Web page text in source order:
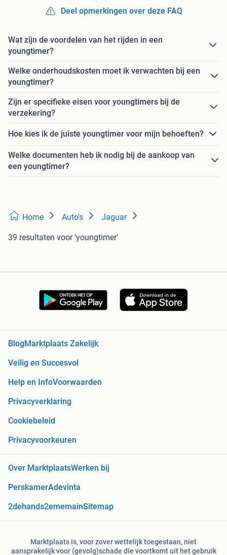
Deel opmerkingen over deze FAQ
Wat zijn de voordelen van het rijden in een
youngtimer?
Welke onderhoudskosten moet ik verwachten bij een
youngtimer?
Zijn er specifieke eisen voor youngtimers bij de
verzekering?
Hoe kies ik de juiste youngtimer voor mijn behoeften?
Welke documenten heb ik nodig bij de aankoop van
een youngtimer?
Home Auto's Jaguar
39 resultaten voor 'youngtimer'
BlogMarktplaats Zakelijk
Veilig en Succesvol
Help en InfoVoorwaarden
Privacyverklaring
Cookiebeleid
Privacyvoorkeuren
Over MarktplaatsWerken bij
PerskamerAdevinta
2dehands2ememainSitemap
Marktplaats is, voor zover wettelijk toegestaan, niet
aansprakelijk voor (gevolg)schade die voortkomt uit het gebruik